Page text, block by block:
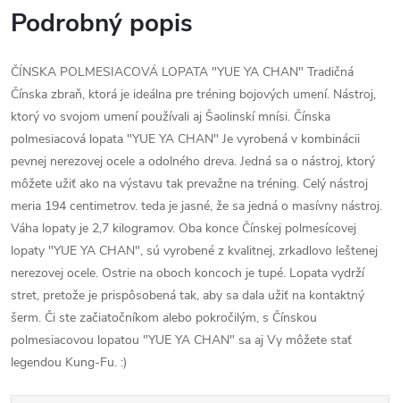
Podrobný popis
ČÍNSKA POLMESIACOVÁ LOPATA "YUE YA CHAN" Tradičná
Čínska zbraň, ktorá je ideálna pre tréning bojových umení. Nástroj,
ktorý vo svojom umení používali aj Šaolinskí mnísi. Čínska
polmesiacová lopata "YUE YA CHAN" Je vyrobená v kombinácii
pevnej nerezovej ocele a odolného dreva. Jedná sa o nástroj, ktorý
môžete užiť ako na výstavu tak prevažne na tréning. Celý nástroj
meria 194 centimetrov. teda je jasné, že sa jedná o masívny nástroj.
Váha lopaty je 2,7 kilogramov. Oba konce Čínskej polmesícovej
lopaty "YUE YA CHAN", sú vyrobené z kvalitnej, zrkadlovo leštenej
nerezovej ocele. Ostrie na oboch koncoch je tupé. Lopata vydrží
stret, pretože je prispôsobená tak, aby sa dala užiť na kontaktný
šerm. Či ste začiatočníkom alebo pokročilým, s Čínskou
polmesiacovou lopatou "YUE YA CHAN" sa aj Vy môžete stať
legendou Kung-Fu. :)